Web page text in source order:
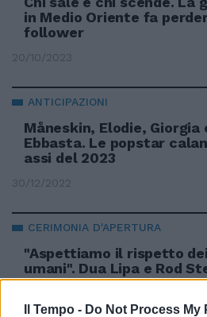
Il Tempo - Do Not Process
in Medio Oriente fa
follower
20/10/2023
ANTICIPAZIONI
Måneskin, Elodie, Giorgia
Ebbasta. Le popstar
assi del 2023
30/12/2022
CERIMONIA D'APERTURA
"Aspettiamo il rispetto
umani". Dua Lipa e Rod
dicono no a Qatar 2022
15/11/2022